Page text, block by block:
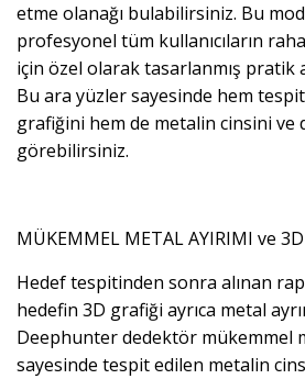
etme olanağı bulabilirsiniz. Bu
profesyonel tüm kullanıcıların
için özel olarak tasarlanmış pratik
Bu ara yüzler sayesinde hem
grafiğini hem de metalin cinsini ve
görebilirsiniz.
MÜKEMMEL METAL AYIRIMI ve 3D
Hedef tespitinden sonra alınan
hedefin 3D grafiği ayrıca metal
Deephunter dedektör mükemmel
sayesinde tespit edilen metalin